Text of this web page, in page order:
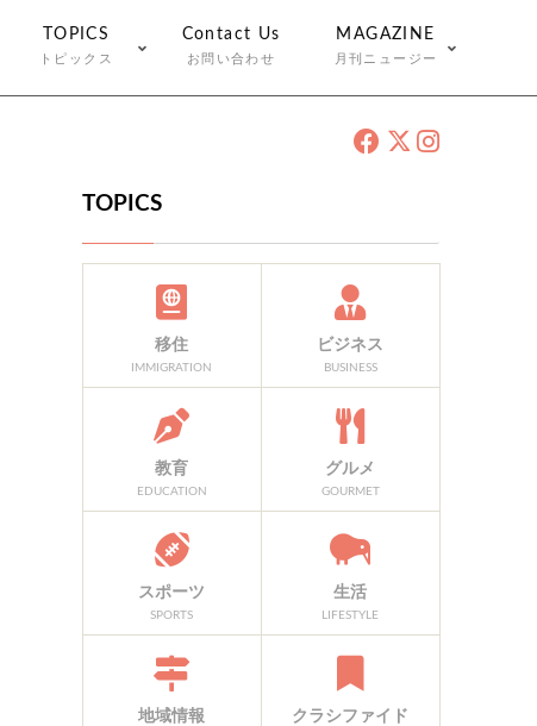
TOPICS
トピックス
Contact Us
お問い合わせ
MAGAZINE
月刊ニュージー
TOPICS
移住
IMMIGRATION
ビジネス
BUSINESS
教育
EDUCATION
グルメ
GOURMET
スポーツ
SPORTS
生活
LIFESTYLE
地域情報 クラシファイド